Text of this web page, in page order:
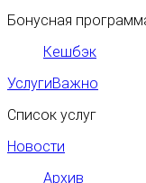
Бонусная
Кешбэк
УслугиВажно
Список услуг
Новости
Архив